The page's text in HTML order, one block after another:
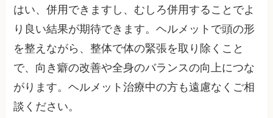
はい、併用できますし、むしろ併用することでよ
り良い結果が期待できます。ヘルメットで頭の形
を整えながら、整体で体の緊張を取り除くこと
で、向き癖の改善や全身のバランスの向上につな
がります。ヘルメット治療中の方も遠慮なくご相
談ください。